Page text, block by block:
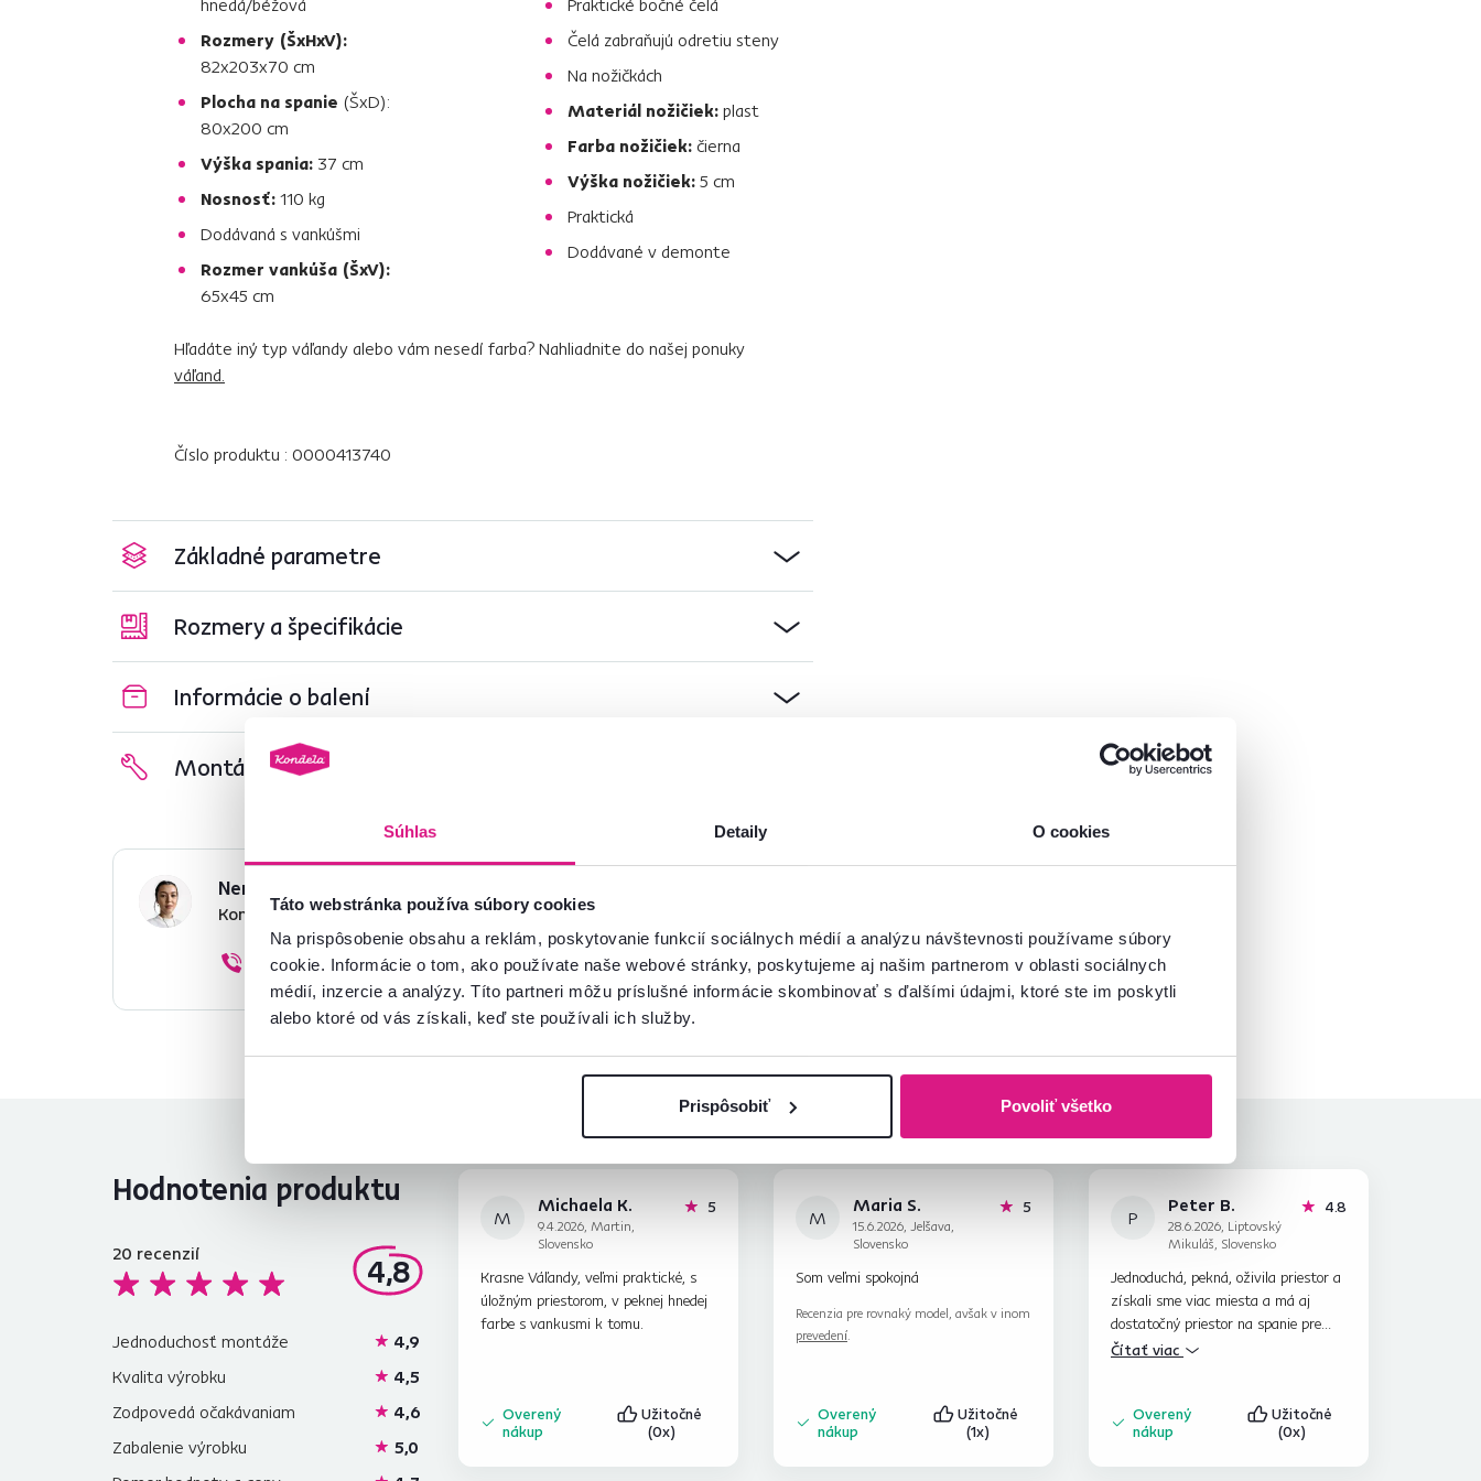
Súhlas Detaily O cookies
Táto webstránka používa súbory cookies
Na prispôsobenie obsahu a reklám, poskytovanie funkcií sociálnych médií a analýzu návštevnosti používame súbory
cookie. Informácie o tom, ako používate naše webové stránky, poskytujeme aj našim partnerom v oblasti sociálnych
médií, inzercie a analýzy. Títo partneri môžu príslušné informácie skombinovať s ďalšími údajmi, ktoré ste im poskytli
alebo ktoré od vás získali, keď ste používali ich služby.
Prispôsobiť Povoliť všetko
Rozmery (ŠxHxV):
82x203x70 cm
Plocha na spanie (ŠxD):
80x200 cm
Výška spania: 37 cm
Nosnosť: 110 kg
Dodávaná s vankúšmi
Rozmer vankúša (ŠxV):
65x45 cm
Čelá zabraňujú odretiu steny
Na nožičkách
Materiál nožičiek: plast
Farba nožičiek: čierna
Výška nožičiek: 5 cm
Praktická
Dodávané v demonte
Hľadáte iný typ váľandy alebo vám nesedí farba? Nahliadnite do našej ponuky
váľand.
Číslo produktu : 0000413740
Základné parametre
Rozmery a špecifikácie
Informácie o balení
Montážny návod
Nenašli ste požadované informácie?
Kontaktujte nás a my vám radi poradíme
02/ 40 100 100 Spustiť chat
Hodnotenia produktu
4,8
20 recenzií
Jednoduchosť montáže
4,9
Kvalita výrobku
4,5
Zodpovedá očakávaniam
4,6
Zabalenie výrobku
5,0
M
Michaela K.
9.4.2026, Martin,
Slovensko
5hviezdičiek
Krasne Váľandy, veľmi praktické, s
úložným priestorom, v peknej hnedej
farbe s vankusmi k tomu.
Overený
nákup
Užitočné
(0x)
M
Maria S.
15.6.2026, Jelšava,
Slovensko
5hviezdičiek
Som veľmi spokojná
Recenzia pre rovnaký model, avšak v inom
prevedení
Overený
nákup
Užitočné
(1x)
P
Peter B.
28.6.2026, Liptovský
Mikuláš, Slovensko
4.8
Jednoduchá, pekná, oživila priestor a
získali sme viac miesta a má aj
dostatočný priestor na spanie pre
návštevu.
Čítať viac
Overený
nákup
Užitočné
(0x)